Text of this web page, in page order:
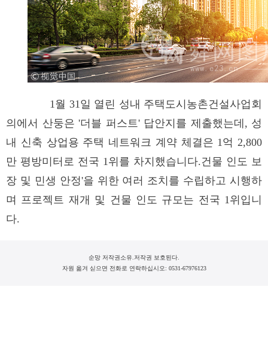
1월 31일 열린 성내 주택도시농촌건설사업회
의에서 산둥은 '더블 퍼스트' 답안지를 제출했는데, 성
내 신축 상업용 주택 네트워크 계약 체결은 1억 2,800
만 평방미터로 전국 1위를 차지했습니다.건물 인도 보
장 및 민생 안정'을 위한 여러 조치를 수립하고 시행하
며 프로젝트 재개 및 건물 인도 규모는 전국 1위입니
다.
순망 저작권소유.저작권 보호된다.
자원 옮겨 싣으면 전화로 연락하십시오: 0531-67976123